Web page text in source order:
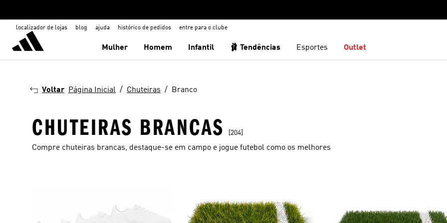
localizador de lojas blog ajuda histórico de pedidos entre para o clube
Mulher Homem Infantil 🩰 Tendências Esportes Outlet
Voltar Página Inicial Chuteiras Branco
CHUTEIRAS BRANCAS [204]
Compre chuteiras brancas, destaque-se em campo e jogue futebol como os melhores